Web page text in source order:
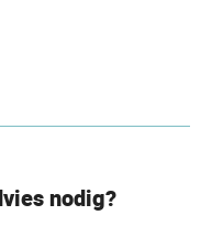
nodig?